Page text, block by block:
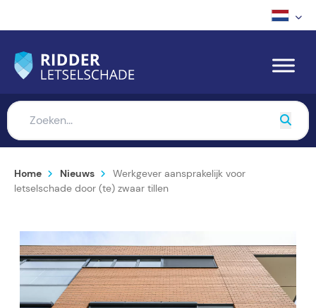
Home Nieuws
Werkgever aansprakelijk voor
letselschade door (te) zwaar tillen